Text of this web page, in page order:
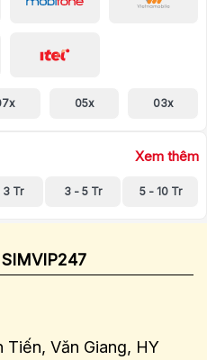
05x 03x
Xem thêm
3 Tr 3 - 5 Tr 5 - 10 Tr
Tiến, Văn Giang, HY